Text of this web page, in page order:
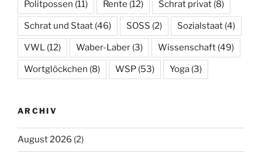
Politpossen (11) Rente (12) Schrat privat (8)
Schrat und Staat (46) SOSS (2) Sozialstaat (4)
VWL (12) Waber-Laber (3) Wissenschaft (49)
Wortglöckchen (8) WSP (53) Yoga (3)
ARCHIV
August 2026 (2)